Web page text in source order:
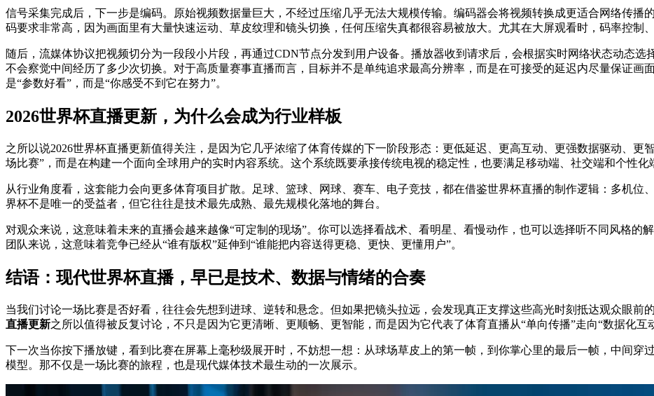
信号采集完成后，下一步是编码。原始视频数据量巨大，不经过压缩几乎无法大规模传输。编码器会将视频转换成更适合网络传播
码要求非常高，因为画面里有大量快速运动、草皮纹理和镜头切换，任何压缩失真都很容易被放大。尤其在大屏观看时，码率控制
随后，流媒体协议把视频切分为一段段小片段，再通过CDN节点分发到用户设备。播放器收到请求后，会根据实时网络状态动态
不会察觉中间经历了多少次切换。对于高质量赛事直播而言，目标并不是单纯追求最高分辨率，而是在可接受的延迟内尽量保证画
是“参数好看”，而是“你感受不到它在努力”。
2026世界杯直播更新，为什么会成为行业样板
之所以说2026世界杯直播更新值得关注，是因为它几乎浓缩了体育传媒的下一阶段形态：更低延迟、更高互动、更强数据驱动、更
场比赛”，而是在构建一个面向全球用户的实时内容系统。这个系统既要承接传统电视的稳定性，也要满足移动端、社交端和个性化
从行业角度看，这套能力会向更多体育项目扩散。足球、篮球、网球、赛车、电子竞技，都在借鉴世界杯直播的制作逻辑：多机位
界杯不是唯一的受益者，但它往往是技术最先成熟、最先规模化落地的舞台。
对观众来说，这意味着未来的直播会越来越像“可定制的现场”。你可以选择看战术、看明星、看慢动作，也可以选择听不同风格的
团队来说，这意味着竞争已经从“谁有版权”延伸到“谁能把内容送得更稳、更快、更懂用户”。
结语：现代世界杯直播，早已是技术、数据与情绪的合奏
当我们讨论一场比赛是否好看，往往会先想到进球、逆转和悬念。但如果把镜头拉远，会发现真正支撑这些高光时刻抵达观众眼前
直播更新之所以值得被反复讨论，不只是因为它更清晰、更顺畅、更智能，而是因为它代表了体育直播从“单向传播”走向“数据化互
下一次当你按下播放键，看到比赛在屏幕上毫秒级展开时，不妨想一想：从球场草皮上的第一帧，到你掌心里的最后一帧，中间穿
模型。那不仅是一场比赛的旅程，也是现代媒体技术最生动的一次展示。